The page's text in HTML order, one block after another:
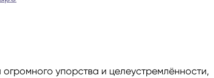
упорства и целеустремлённости,